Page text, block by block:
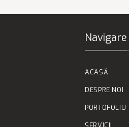
Navigare
ACASĂ
DESPRE NOI
PORTOFOLIU
SERVICII